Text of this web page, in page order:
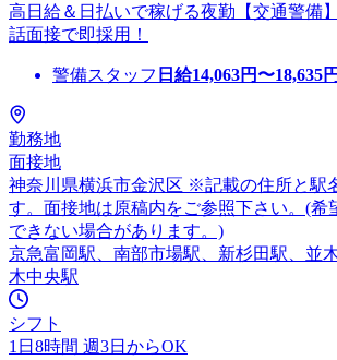
高日給＆日払いで稼げる夜勤【交通警備
話面接で即採用！
警備スタッフ 日給14,063円〜18,635円
勤務地
面接地
神奈川県横浜市金沢区 ※記載の住所と駅
す。面接地は原稿内をご参照下さい。(希
できない場合があります。)
京急富岡駅、南部市場駅、新杉田駅、並
木中央駅
シフト
1日8時間 週3日からOK